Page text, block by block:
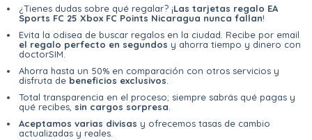
¿Tienes dudas sobre qué regalar? ¡Las tarjetas regalo EA
Sports FC 25 Xbox FC Points Nicaragua nunca fallan!
Evita la odisea de buscar regalos en la ciudad. Recibe por email
el regalo perfecto en segundos y ahorra tiempo y dinero con
doctorSIM.
Ahorra hasta un 50% en comparación con otros servicios y
disfruta de beneficios exclusivos
Total transparencia en el proceso; siempre sabrás qué pagas y
qué recibes, sin cargos sorpresa
Aceptamos varias divisas y ofrecemos tasas de cambio
actualizadas y reales.